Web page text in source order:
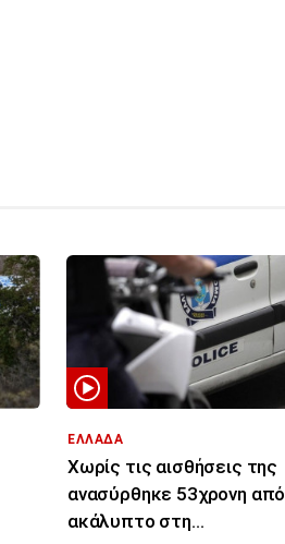
ΕΛΛΑΔΑ
Χωρίς τις αισθήσεις της
ανασύρθηκε 53χρονη από
ακάλυπτο στη